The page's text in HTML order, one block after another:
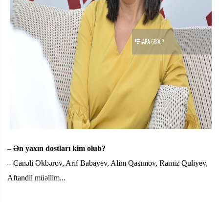
– Ən yaxın dostları kim olub?
–Canəli Əkbərov, Arif Babayev, Alim Qasımov, Ramiz Quliyev,
Aftandil müəllim...